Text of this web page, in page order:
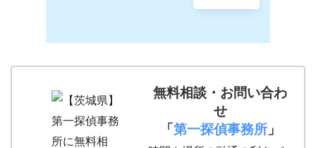
無料相談・お問い合わ
せ
「 第一探偵事務所」